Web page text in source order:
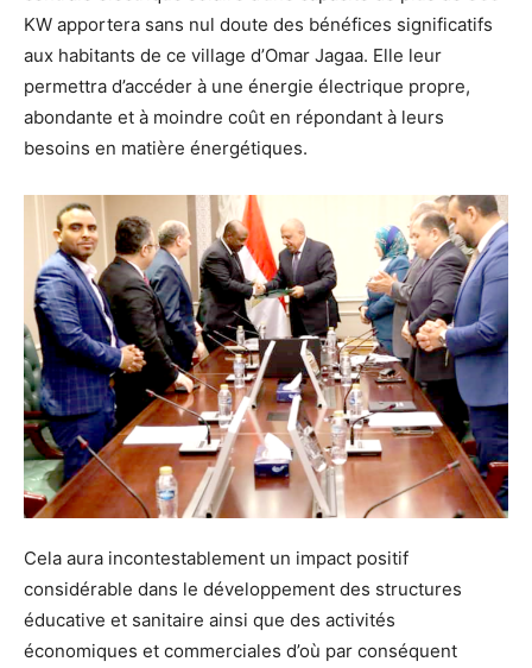
KW apportera sans nul doute des bénéfices significatifs
aux habitants de ce village d’Omar Jagaa. Elle leur
permettra d’accéder à une énergie électrique propre,
abondante et à moindre coût en répondant à leurs
besoins en matière énergétiques.
Cela aura incontestablement un impact positif
considérable dans le développement des structures
éducative et sanitaire ainsi que des activités
économiques et commerciales d’où par conséquent